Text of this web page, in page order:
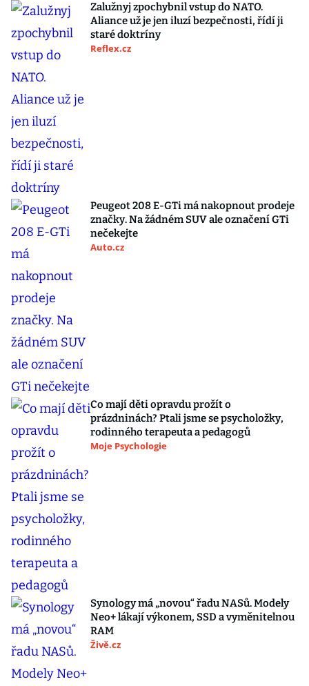
Zalužnyj zpochybnil vstup do NATO.
Aliance už je jen iluzí bezpečnosti, řídí ji
staré doktríny
Reflex.cz
Peugeot 208 E-GTi má nakopnout prodeje
značky. Na žádném SUV ale označení GTi
nečekejte
Auto.cz
Co mají děti opravdu prožít o
prázdninách? Ptali jsme se psycholožky,
rodinného terapeuta a pedagogů
Moje Psychologie
Synology má „novou“ řadu NASů. Modely
Neo+ lákají výkonem, SSD a vyměnitelnou
RAM
Živě.cz